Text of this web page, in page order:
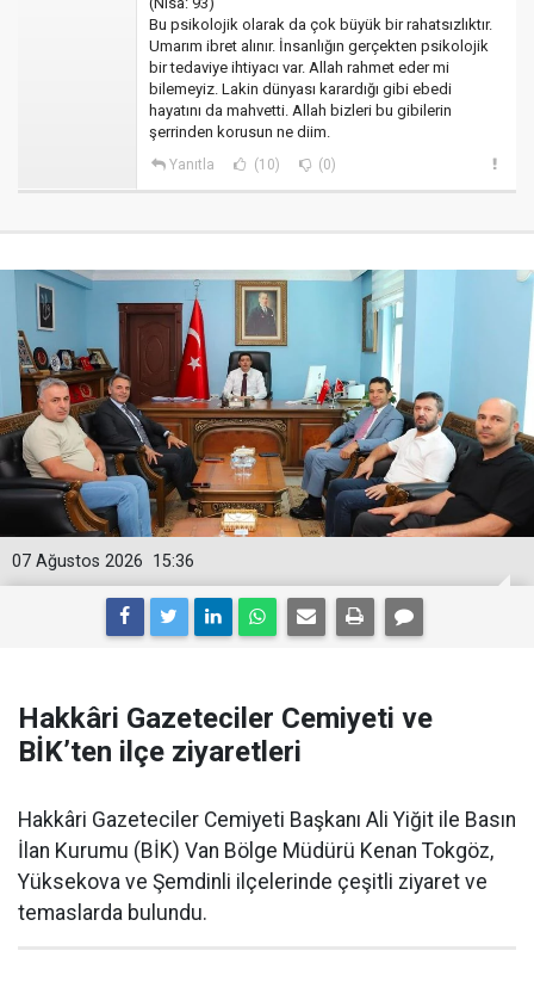
Bu psikolojik olarak da çok büyük bir rahatsızlıktır.
Umarım ibret alınır. İnsanlığın gerçekten psikolojik
bir tedaviye ihtiyacı var. Allah rahmet eder mi
bilemeyiz. Lakin dünyası karardığı gibi ebedi
hayatını da mahvetti. Allah bizleri bu gibilerin
şerrinden korusun ne diim.
Yanıtla (10) (0)
15:36
07 Ağustos 2026
Hakkâri Gazeteciler Cemiyeti ve
BİK’ten ilçe ziyaretleri
Hakkâri Gazeteciler Cemiyeti Başkanı Ali Yiğit ile Basın
İlan Kurumu (BİK) Van Bölge Müdürü Kenan Tokgöz,
Yüksekova ve Şemdinli ilçelerinde çeşitli ziyaret ve
temaslarda bulundu.